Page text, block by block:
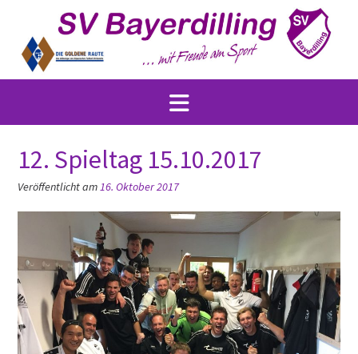
content
12. Spieltag 15.10.2017
Veröffentlicht am16. Oktober 2017